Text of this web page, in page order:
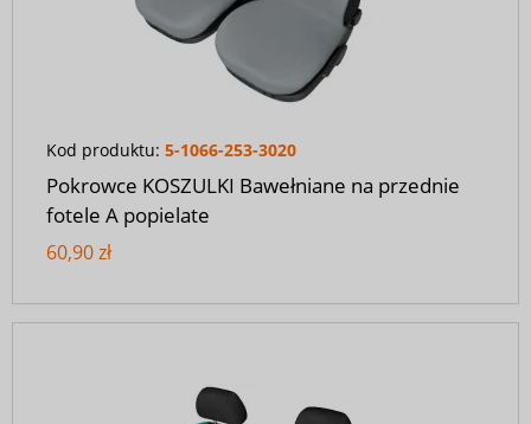
Kod produktu: 5-1066-253-3020
Pokrowce KOSZULKI Bawełniane na przednie
fotele A popielate
60,90 zł